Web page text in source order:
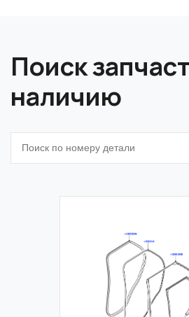
Поиск
наличию